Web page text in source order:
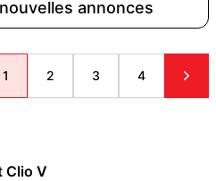
annonces
1 2 3 4
Clio V